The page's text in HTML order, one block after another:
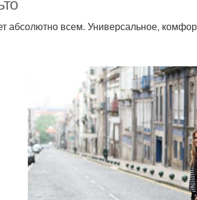
абсолютно всем. Универсальное,